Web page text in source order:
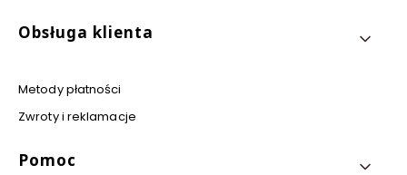
Obsługa klienta
Metody płatności
Zwroty i reklamacje
Pomoc